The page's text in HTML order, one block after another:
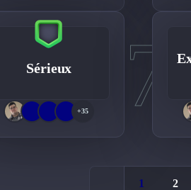
Sérieux
+35 7
1 2